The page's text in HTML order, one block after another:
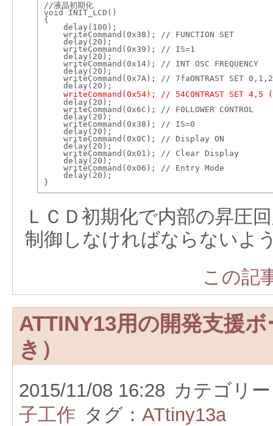
//液晶初期化
void INIT_LCD()
{
delay(100);
writeCommand(0x38); // FUNCTION SET
delay(20);
writeCommand(0x39); // IS=1
delay(20);
writeCommand(0x14); // INT OSC FREQUENCY
delay(20);
writeCommand(0x7A); // 7faONTRAST SET
delay(20);
writeCommand(0x54); // 54CONTRAST SET 4,5
delay(20);
writeCommand(0x6C); // F0LLOWER CONTROL
delay(20);
writeCommand(0x38); // IS=0
delay(20);
writeCommand(0x0C); // Display ON
delay(20);
writeCommand(0x01); // Clear Display
delay(20);
writeCommand(0x06); // Entry Mode
delay(20);
}
ＬＣＤ初期化で内部の昇圧
制御しなければならないよ
この記
ATTINY13用の開発支援
き）
2015/11/08 16:28 カテゴリ
子工作 タグ： ATtiny13a